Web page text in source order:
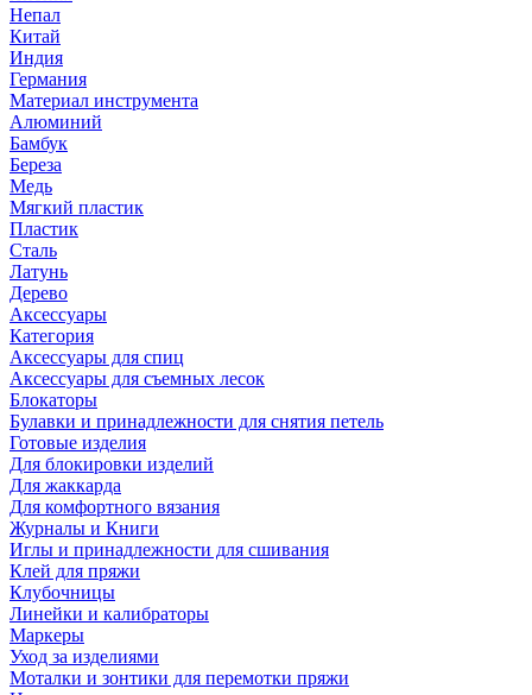
Непал
Китай
Индия
Германия
Материал инструмента
Алюминий
Бамбук
Береза
Медь
Мягкий пластик
Пластик
Сталь
Латунь
Дерево
Аксессуары
Категория
Аксессуары для спиц
Аксессуары для съемных лесок
Блокаторы
Булавки и принадлежности для снятия петель
Готовые изделия
Для блокировки изделий
Для жаккарда
Для комфортного вязания
Журналы и Книги
Иглы и принадлежности для сшивания
Клей для пряжи
Клубочницы
Линейки и калибраторы
Маркеры
Уход за изделиями
Моталки и зонтики для перемотки пряжи